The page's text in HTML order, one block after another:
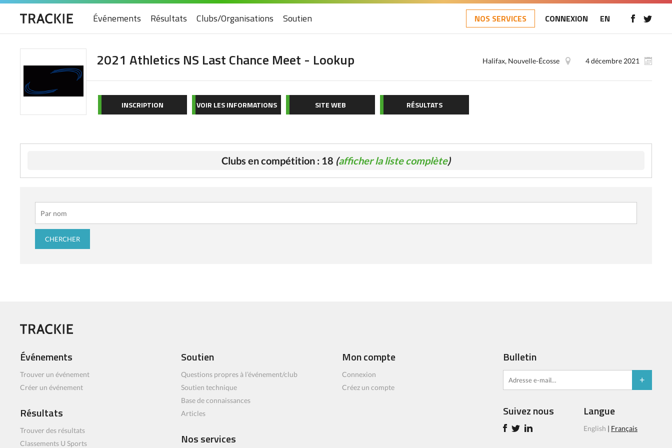
Événements Résultats Clubs/Organisations Soutien NOS SERVICES CONNEXION EN
2021 Athletics NS Last Chance Meet - Lookup 4 décembre 2021
Halifax, Nouvelle-Écosse
INSCRIPTION VOIR LES INFORMATIONS SITE WEB RÉSULTATS
Clubs en compétition : 18 (afficher la liste complète)
Événements
Trouver un événement
Créer un événement
Résultats
Trouver des résultats
Classements U Sports
Soutien
Questions propres à l’événement/club
Soutien technique
Base de connaissances
Articles
Nos services
Mon compte
Connexion
Créez un compte
Bulletin
Suivez nous Langue
English | Français